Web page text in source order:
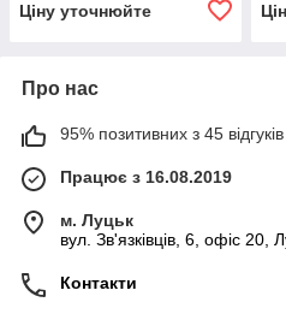
Ціну уточнюйте
Про нас
95% позитивних з 45 відгуків
Працює з 16.08.2019
м. Луцьк
вул. Зв'язківців, 6, офіс 20,
Контакти